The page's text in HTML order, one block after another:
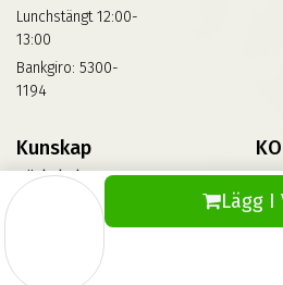
Lägg I
Lunchstängt 12:00-
13:00
Bankgiro: 5300-
1194
Kunskap
Däckskola
Informationsbank Av Däck